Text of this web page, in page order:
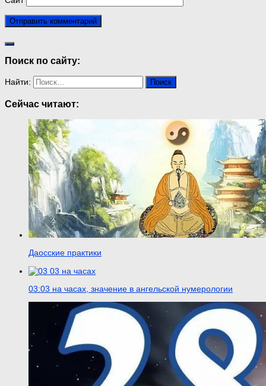
Поиск по сайту:
Найти:
Сейчас читают:
Даосские практики
03:03 на часах, значение в ангельской нумерологии